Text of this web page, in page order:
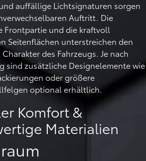
auffällige Lichtsignaturen sorgen
Auftritt. Die
Frontpartie und die kraftvoll
Seitenflächen unterstreichen den
des Fahrzeugs. Je nach
sind zusätzliche Designelemente wie
oder größere
optional erhältlich.
Komfort &
Materialien